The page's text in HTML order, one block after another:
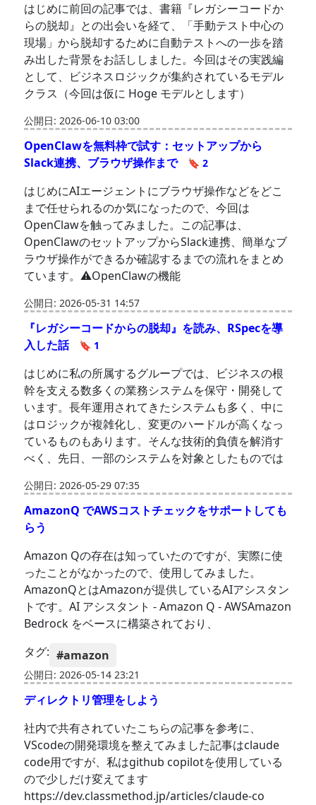
はじめに前回の記事では、書籍『レガシーコードか
らの脱却』との出会いを経て、「手動テスト中心の
現場」から脱却するために自動テストへの一歩を踏
み出した背景をお話ししました。今回はその実践編
として、ビジネスロジックが集約されているモデル
クラス（今回は仮に Hoge モデルとします）
公開日: 2026-06-10 03:00
OpenClawを無料枠で試す：セットアップから
Slack連携、ブラウザ操作まで
🔖 2
はじめにAIエージェントにブラウザ操作などをどこ
まで任せられるのか気になったので、今回は
OpenClawを触ってみました。この記事は、
OpenClawのセットアップからSlack連携、簡単なブ
ラウザ操作ができるか確認するまでの流れをまとめ
ています。⚠️OpenClawの機能
公開日: 2026-05-31 14:57
『レガシーコードからの脱却』を読み、RSpecを導
入した話
🔖 1
はじめに私の所属するグループでは、ビジネスの根
幹を支える数多くの業務システムを保守・開発して
います。長年運用されてきたシステムも多く、中に
はロジックが複雑化し、変更のハードルが高くなっ
ているものもあります。そんな技術的負債を解消す
べく、先日、一部のシステムを対象としたものでは
公開日: 2026-05-29 07:35
AmazonQ でAWSコストチェックをサポートしても
らう
Amazon Qの存在は知っていたのですが、実際に使
ったことがなかったので、使用してみました。
AmazonQとはAmazonが提供しているAIアシスタン
トです。AI アシスタント - Amazon Q - AWSAmazon
Bedrock をベースに構築されており、
タグ: #amazon
公開日: 2026-05-14 23:21
ディレクトリ管理をしよう
社内で共有されていたこちらの記事を参考に、
VScodeの開発環境を整えてみました記事はclaude
code用ですが、私はgithub copilotを使用している
ので少しだけ変えてます
https://dev.classmethod.jp/articles/claude-co